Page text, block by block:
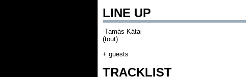
LINE UP
-Tamás Kátai
(tout)
+ guests
TRACKLIST